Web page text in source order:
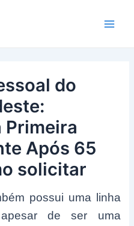
do
Primeira
Após 65
solicitar
possui uma linha
de ser uma